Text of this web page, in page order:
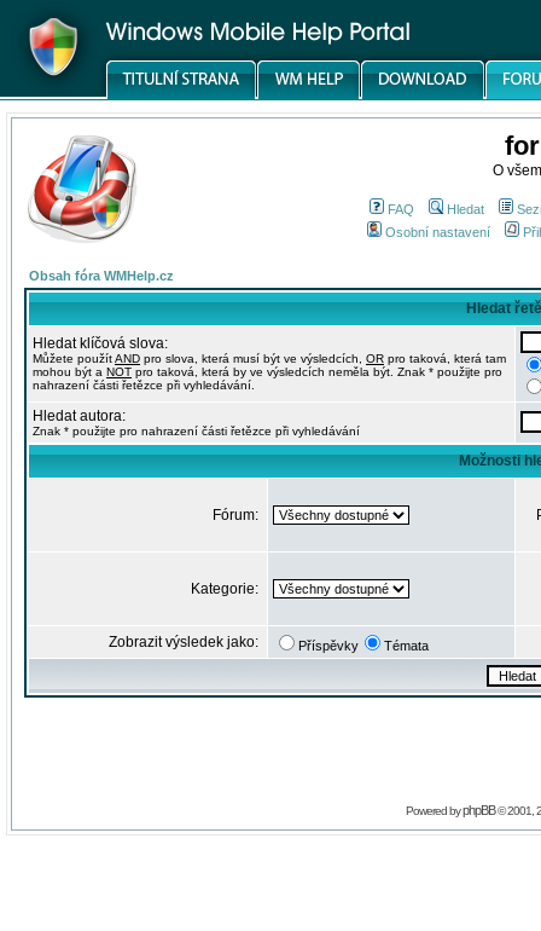
O
FAQ Hledat
Osobní nastavení
Obsah fóra WMHelp.cz
Hledat
Hledat klíčová slova:
Můžete použítAND pro slova, která musí být ve výsledcích, OR pro taková, která tam
mohou být a NOT pro taková, která by ve výsledcích neměla být. Znak * použijte pro
nahrazení části řetězce při vyhledávání.
Hledat autora:
Znak * použijte pro nahrazení části řetězce při vyhledávání
Možnosti
Fórum:
Kategorie:
Zobrazit výsledek jako: Příspěvky Témata
Powered byphpBB© 2001,